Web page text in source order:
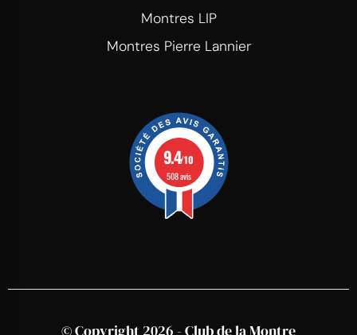
Montres LIP
Montres Pierre Lannier
9.4/10
508 avis
© Copyright 2026 - Club de la Montre